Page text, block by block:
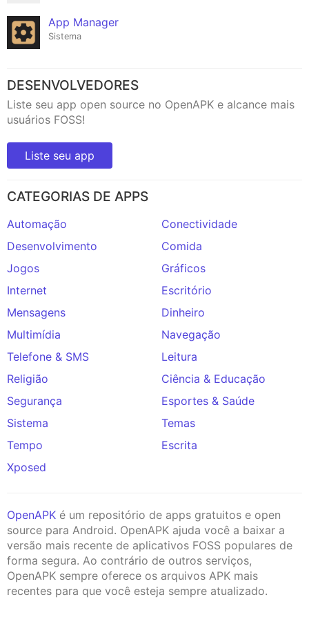
App Manager
Sistema
DESENVOLVEDORES
Liste seu app open source no OpenAPK e alcance mais
usuários FOSS!
Liste seu app
CATEGORIAS DE APPS
Automação
Conectividade
Desenvolvimento
Comida
Jogos
Gráficos
Internet
Escritório
Mensagens
Dinheiro
Multimídia
Navegação
Telefone & SMS
Leitura
Religião
Ciência & Educação
Segurança
Esportes & Saúde
Sistema
Temas
Tempo
Escrita
Xposed
OpenAPK é um repositório de apps gratuitos e open
source para Android. OpenAPK ajuda você a baixar a
versão mais recente de aplicativos FOSS populares de
forma segura. Ao contrário de outros serviços,
OpenAPK sempre oferece os arquivos APK mais
recentes para que você esteja sempre atualizado.